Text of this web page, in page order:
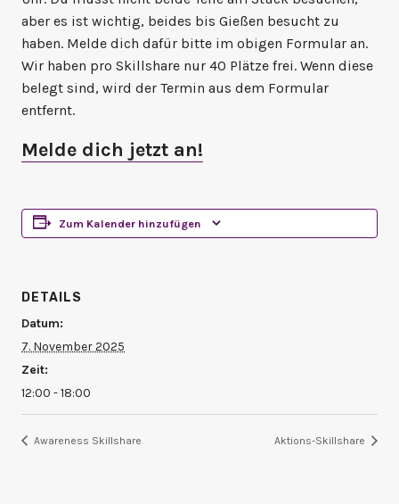
aber es ist wichtig, beides bis Gießen besucht zu
haben. Melde dich dafür bitte im obigen Formular an.
Wir haben pro Skillshare nur 40 Plätze frei. Wenn diese
belegt sind, wird der Termin aus dem Formular
entfernt.
Melde dich jetzt an!
Zum Kalender hinzufügen
DETAILS
Datum:
7. November 2025
Zeit:
12:00 - 18:00
Awareness Skillshare Aktions-Skillshare